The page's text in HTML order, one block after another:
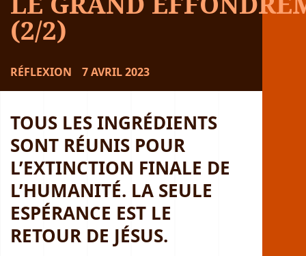
(2/2)
RÉFLEXION 7 AVRIL 2023
TOUS LES INGRÉDIENTS
SONT RÉUNIS POUR
L’EXTINCTION FINALE DE
L’HUMANITÉ. LA SEULE
ESPÉRANCE EST LE
RETOUR DE JÉSUS.